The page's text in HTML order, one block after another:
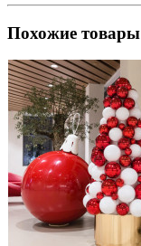
Похожие товары